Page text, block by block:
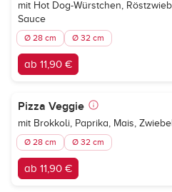
mit Hot Dog-Würstchen,
Sauce
Ø 28 cm Ø 32 cm
ab 11,90 €
Pizza Veggie
mit Brokkoli, Paprika, Mais,
Ø 28 cm Ø 32 cm
ab 11,90 €